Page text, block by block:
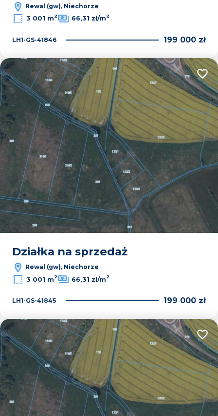
Rewal (gw), Niechorze
3 001 m2 66,31 zł/m2
LH1-GS-41846 199 000 zł
Działka na sprzedaż
Rewal (gw), Niechorze
3 001 m2 66,31 zł/m2
LH1-GS-41845 199 000 zł